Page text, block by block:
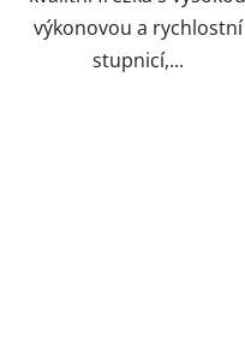
výkonovou a rychlostní
stupnicí,...